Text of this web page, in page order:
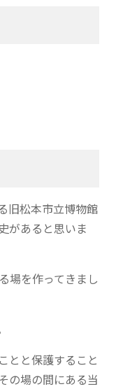
旧松本市立博物館
があると思いま
場を作ってきまし
とと保護すること
の場の間にある当